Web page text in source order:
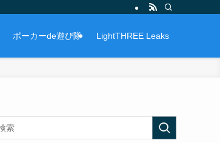
ポーカーde遊び隊 LightTHREE Leaks